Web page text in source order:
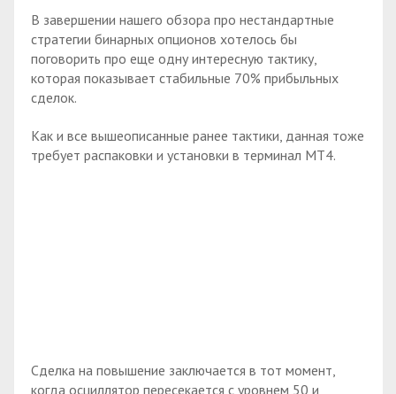
В завершении нашего обзора про нестандартные
стратегии бинарных опционов хотелось бы
поговорить про еще одну интересную тактику,
которая показывает стабильные 70% прибыльных
сделок.
Как и все вышеописанные ранее тактики, данная тоже
требует распаковки и установки в терминал МТ4.
Сделка на повышение заключается в тот момент,
когда осциллятор пересекается с уровнем 50 и